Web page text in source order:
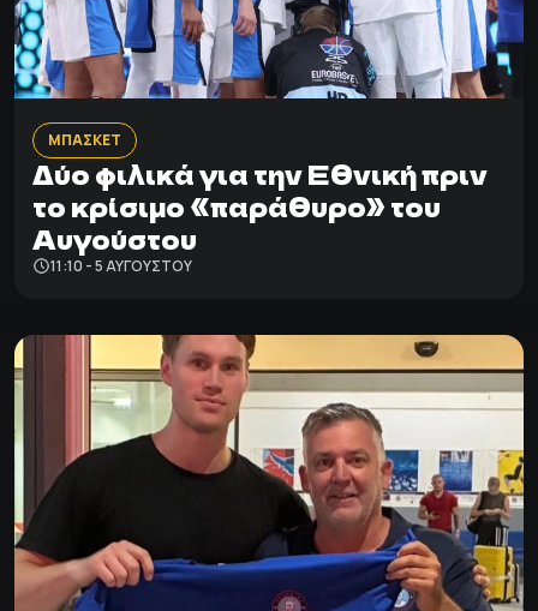
ΜΠΑΣΚΕΤ
Δύο φιλικά για την Εθνική πριν
το κρίσιμο «παράθυρο» του
Αυγούστου
11:10 - 5 ΑΥΓΟΎΣΤΟΥ